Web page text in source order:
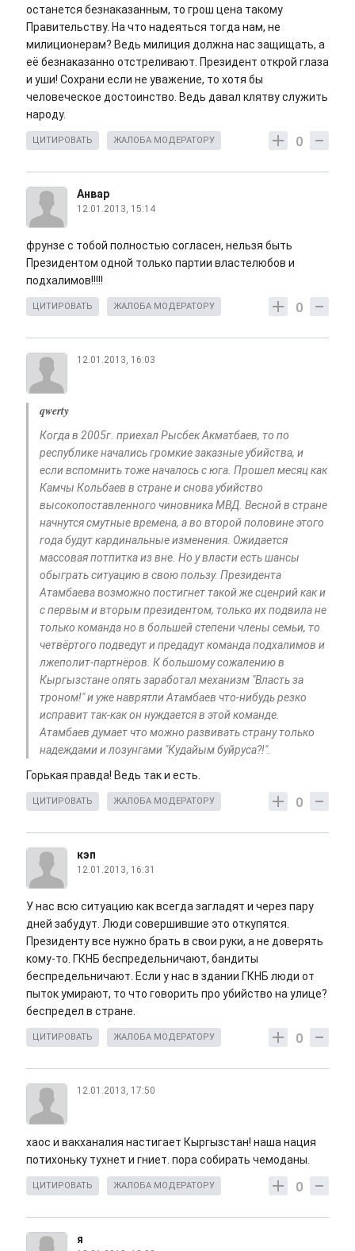
останется безнаказанным, то грош цена такому
Правительству. На что надеяться тогда нам, не
милиционерам? Ведь милиция должна нас защищать, а
её безнаказанно отстреливают. Президент открой глаза
и уши! Сохрани если не уважение, то хотя бы
человеческое достоинство. Ведь давал клятву служить
народу.
0
ЦИТИРОВАТЬ ЖАЛОБА МОДЕРАТОРУ
Анвар
12.01.2013, 15:14
фрунзе с тобой полностью согласен, нельзя быть
Президентом одной только партии властелюбов и
подхалимов!!!!!
0
ЦИТИРОВАТЬ ЖАЛОБА МОДЕРАТОРУ
12.01.2013, 16:03
qwerty
Когда в 2005г. приехал Рысбек Акматбаев, то по
республике начались громкие заказные убийства, и
если вспомнить тоже началось с юга. Прошел месяц как
Камчы Кольбаев в стране и снова убийство
высокопоставленного чиновника МВД. Весной в стране
начнутся смутные времена, а во второй половине этого
года будут кардинальные изменения. Ожидается
массовая потпитка из вне. Но у власти есть шансы
обыграть ситуацию в свою пользу. Президента
Атамбаева возможно постигнет такой же сценрий как и
с первым и вторым президентом, только их подвила не
только команда но в большей степени члены семьи, то
четвёртого подведут и предадут команда подхалимов и
лжеполит-партнёров. К большому сожалению в
Кыргызстане опять заработал механизм "Власть за
троном!" и уже наврятли Атамбаев что-нибудь резко
исправит так-как он нуждается в этой команде.
Атамбаев думает что можно развивать страну только
надеждами и лозунгами "Кудайым буйруса?!".
Горькая правда! Ведь так и есть.
0
ЦИТИРОВАТЬ ЖАЛОБА МОДЕРАТОРУ
кэп
12.01.2013, 16:31
У нас всю ситуацию как всегда загладят и через пару
дней забудут. Люди совершившие это откупятся.
Президенту все нужно брать в свои руки, а не доверять
кому-то. ГКНБ беспредельничают, бандиты
беспредельничают. Если у нас в здании ГКНБ люди от
пыток умирают, то что говорить про убийство на улице?
беспредел в стране.
0
ЦИТИРОВАТЬ ЖАЛОБА МОДЕРАТОРУ
12.01.2013, 17:50
хаос и вакханалия настигает Кыргызстан! наша нация
потихоньку тухнет и гниет. пора собирать чемоданы.
0
ЦИТИРОВАТЬ ЖАЛОБА МОДЕРАТОРУ
я